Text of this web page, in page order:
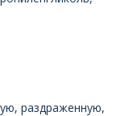
раздраженную,